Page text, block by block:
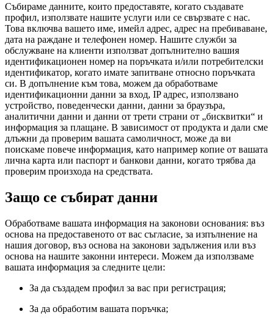
Събираме данните, които предоставяте, когато създавате
профил, използвате нашите услуги или се свързвате с нас.
Това включва вашето име, имейл адрес, адрес на пребиваване,
дата на раждане и телефонен номер. Нашите служби за
обслужване на клиенти използват допълнително вашия
идентификационен номер на поръчката и/или потребителски
идентификатор, когато имате запитване относно поръчката
си. В допълнение към това, можем да обработваме
идентификационни данни за вход, IP адрес, използвано
устройство, поведенчески данни, данни за браузъра,
аналитични данни и данни от трети страни от „бисквитки“ и
информация за плащане. В зависимост от продукта и дали сме
длъжни да проверим вашата самоличност, може да ви
поискаме повече информация, като например копие от вашата
лична карта или паспорт и банкови данни, когато трябва да
проверим произхода на средствата.
Защо се събират данни
Обработваме вашата информация на законови основания: въз
основа на предоставеното от вас съгласие, за изпълнение на
нашия договор, въз основа на законови задължения или въз
основа на нашите законни интереси. Можем да използваме
вашата информация за следните цели:
За да създадем профил за вас при регистрация;
За да обработим вашата поръчка;